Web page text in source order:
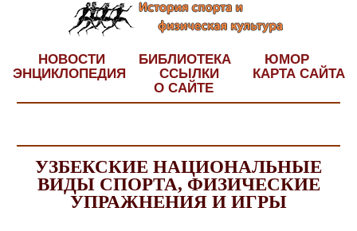
НОВОСТИ БИБЛИОТЕКА
ЮМОР
ЭНЦИКЛОПЕДИЯ
ССЫЛКИ
КАРТА САЙТА
О САЙТЕ
УЗБЕКСКИЕ НАЦИОНАЛЬНЫЕ
ВИДЫ СПОРТА, ФИЗИЧЕСКИЕ
УПРАЖНЕНИЯ И ИГРЫ